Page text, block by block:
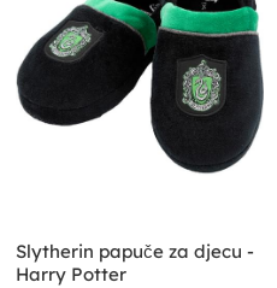
Slytherin papuče za djecu -
Harry Potter